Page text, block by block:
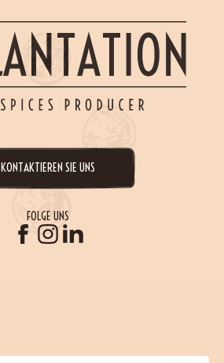
KONTAKTIEREN SIE UNS
FOLGE UNS